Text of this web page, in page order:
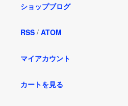
ショップブログ
RSS / ATOM
マイアカウント
カートを見る